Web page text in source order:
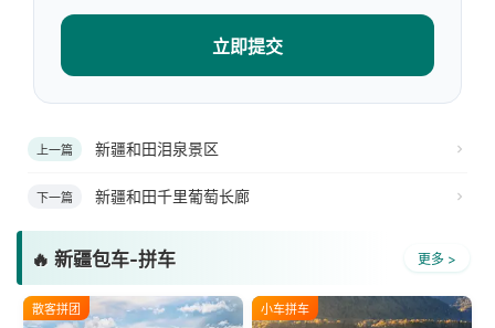
立即提交
上一篇 新疆和田泪泉景区
下一篇 新疆和田千里葡萄长廊
🔥 新疆包车-拼车 更多 >
散客拼团 小车拼车